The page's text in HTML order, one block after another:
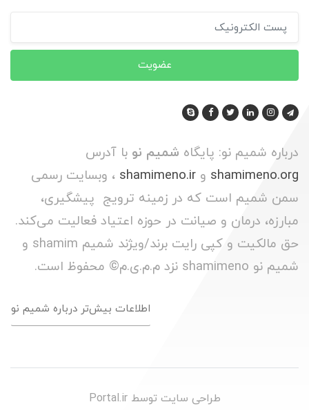
عضویت
درباره شمیم نو: پایگاه شمیم نو با آدرس
shamimeno.org و shamimeno.ir ، وبسایت رسمی
سمن شمیم است که در زمینه ترویج پیشگیری،
مبارزه، درمان و صیانت در حوزه اعتیاد فعالیت می‌کند.
حق مالکیت و کپی رایت برند/ویژند شمیم shamim و
شمیم نو shamimeno نزد م.م.ی.م© محفوظ است.
اطلاعات بیش‌تر درباره شمیم نو
طراحی سایت توسطPortal.ir